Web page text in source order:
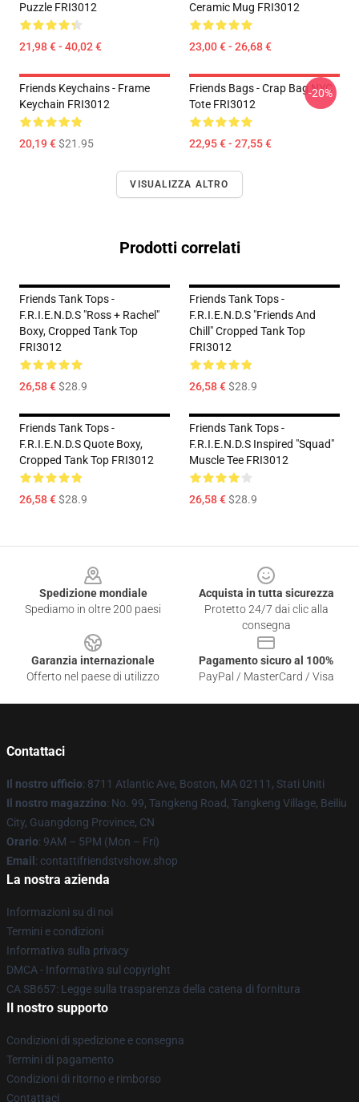
Puzzle FRI3012
21,98 € - 40,02 €
Ceramic Mug FRI3012
23,00 € - 26,68 €
Friends Keychains - Frame
Keychain FRI3012
20,19 €$21.95
Friends Bags - Crap Bag NYC
Tote FRI3012
22,95 € - 27,55 €
-20%
VISUALIZZA ALTRO
Prodotti correlati
Friends Tank Tops -
F.R.I.E.N.D.S "Ross + Rachel"
Boxy, Cropped Tank Top
FRI3012
26,58 €$28.9
Friends Tank Tops -
F.R.I.E.N.D.S "Friends And
Chill" Cropped Tank Top
FRI3012
26,58 €$28.9
Friends Tank Tops -
F.R.I.E.N.D.S Quote Boxy,
Cropped Tank Top FRI3012
26,58 €$28.9
Friends Tank Tops -
F.R.I.E.N.D.S Inspired "Squad"
Muscle Tee FRI3012
26,58 €$28.9
Spedizione mondiale
Spediamo in oltre 200 paesi
Acquista in tutta sicurezza
Protetto 24/7 dai clic alla
consegna
Garanzia internazionale
Offerto nel paese di utilizzo
Pagamento sicuro al 100%
PayPal / MasterCard / Visa
Contattaci
Il nostro ufficio: 8711 Atlantic Ave, Boston, MA 02111, Stati Uniti
Il nostro magazzino: No. 99, Tangkeng Road, Tangkeng Village, Beiliu
City, Guangdong Province, CN
Orario: 9AM – 5PM (Mon – Fri)
Email : contattifriendstvshow.shop
La nostra azienda
Informazioni su di noi
Termini e condizioni
Informativa sulla privacy
DMCA - Informativa sul copyright
CA SB657: Legge sulla trasparenza della catena di fornitura
Il nostro supporto
Condizioni di spedizione e consegna
Termini di pagamento
Condizioni di ritorno e rimborso
Contattaci